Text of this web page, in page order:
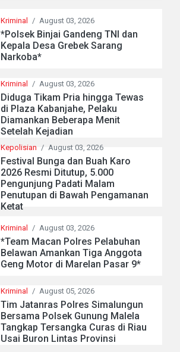
Kriminal / August 03, 2026
*Polsek Binjai Gandeng TNI dan
Kepala Desa Grebek Sarang
Narkoba*
Kriminal / August 03, 2026
Diduga Tikam Pria hingga Tewas
di Plaza Kabanjahe, Pelaku
Diamankan Beberapa Menit
Setelah Kejadian
Kepolisian / August 03, 2026
Festival Bunga dan Buah Karo
2026 Resmi Ditutup, 5.000
Pengunjung Padati Malam
Penutupan di Bawah Pengamanan
Ketat
Kriminal / August 03, 2026
*Team Macan Polres Pelabuhan
Belawan Amankan Tiga Anggota
Geng Motor di Marelan Pasar 9*
Kriminal / August 05, 2026
Tim Jatanras Polres Simalungun
Bersama Polsek Gunung Malela
Tangkap Tersangka Curas di Riau
Usai Buron Lintas Provinsi